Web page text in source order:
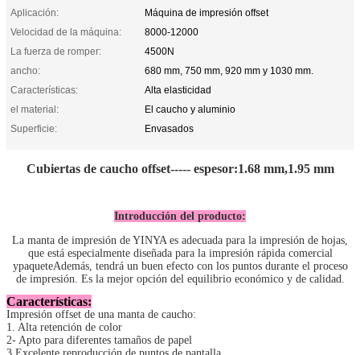
Aplicación:
Máquina de impresión offset
Velocidad de la máquina:
8000-12000
La fuerza de romper:
4500N
ancho:
680 mm, 750 mm, 920 mm y 1030 mm.
Características:
Alta elasticidad
el material:
El caucho y aluminio
Superficie:
Envasados
Cubiertas de caucho offset----- espesor:1.68 mm,1.95 mm
Introducción del producto:
La manta de impresión de YINYA es adecuada para la impresión de hojas,
que está especialmente diseñada para la impresión rápida comercial
ypaqueteAdemás, tendrá un buen efecto con los puntos durante el proceso
de impresión. Es la mejor opción del equilibrio económico y de calidad.
Características:
Impresión offset de una manta de caucho:
1. Alta retención de color
2- Apto para diferentes tamaños de papel